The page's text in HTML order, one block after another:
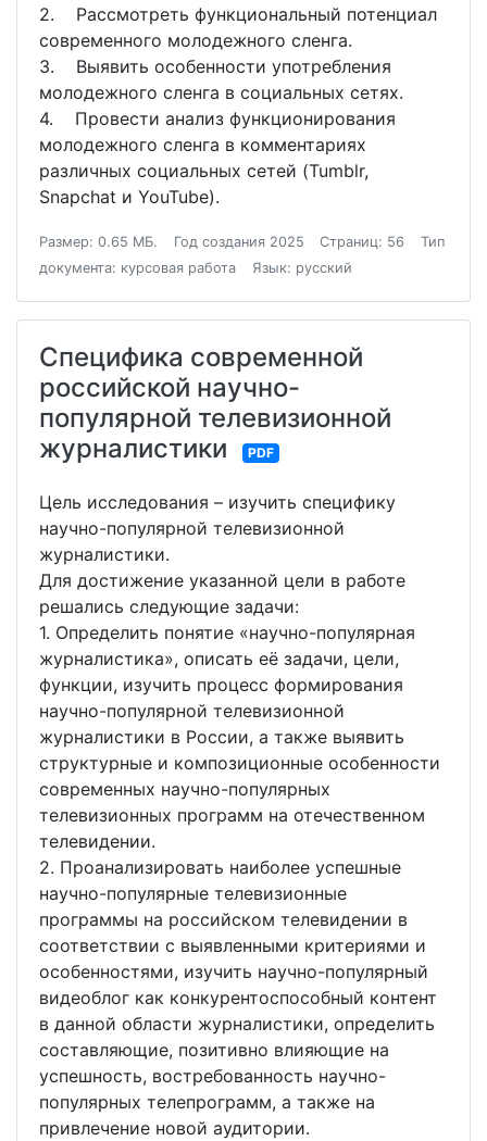
2. Рассмотреть функциональный потенциал
современного молодежного сленга.
3. Выявить особенности употребления
молодежного сленга в социальных сетях.
4. Провести анализ функционирования
молодежного сленга в комментариях
различных социальных сетей (Tumblr,
Snapchat и YouTube).
Размер: 0.65 МБ. Год создания 2025 Страниц: 56
Тип
документа: курсовая работа
Язык: русский
Специфика современной
российской научно-
популярной телевизионной
журналистики
PDF
Цель исследования – изучить специфику
научно-популярной телевизионной
журналистики.
Для достижение указанной цели в работе
решались следующие задачи:
1. Определить понятие «научно-популярная
журналистика», описать её задачи, цели,
функции, изучить процесс формирования
научно-популярной телевизионной
журналистики в России, а также выявить
структурные и композиционные особенности
современных научно-популярных
телевизионных программ на отечественном
телевидении.
2. Проанализировать наиболее успешные
научно-популярные телевизионные
программы на российском телевидении в
соответствии с выявленными критериями и
особенностями, изучить научно-популярный
видеоблог как конкурентоспособный контент
в данной области журналистики, определить
составляющие, позитивно влияющие на
успешность, востребованность научно-
популярных телепрограмм, а также на
привлечение новой аудитории.